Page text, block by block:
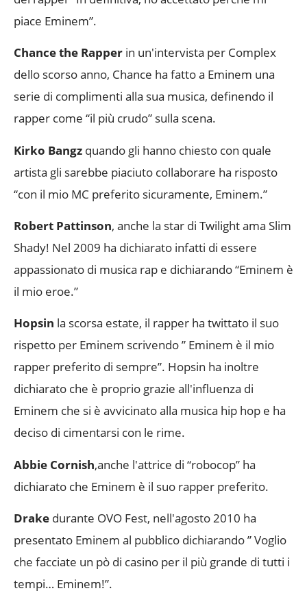
piace Eminem”.
Chance the Rapper in un'intervista per Complex
dello scorso anno, Chance ha fatto a Eminem una
serie di complimenti alla sua musica, definendo il
rapper come “il più crudo” sulla scena.
Kirko Bangz quando gli hanno chiesto con quale
artista gli sarebbe piaciuto collaborare ha risposto
“con il mio MC preferito sicuramente, Eminem.”
Robert Pattinson, anche la star di Twilight ama Slim
Shady! Nel 2009 ha dichiarato infatti di essere
appassionato di musica rap e dichiarando “Eminem è
il mio eroe.”
Hopsin la scorsa estate, il rapper ha twittato il suo
rispetto per Eminem scrivendo ” Eminem è il mio
rapper preferito di sempre”. Hopsin ha inoltre
dichiarato che è proprio grazie all'influenza di
Eminem che si è avvicinato alla musica hip hop e ha
deciso di cimentarsi con le rime.
Abbie Cornish,anche l'attrice di “robocop” ha
dichiarato che Eminem è il suo rapper preferito.
Drake durante OVO Fest, nell'agosto 2010 ha
presentato Eminem al pubblico dichiarando ” Voglio
che facciate un pò di casino per il più grande di tutti i
tempi… Eminem!”.